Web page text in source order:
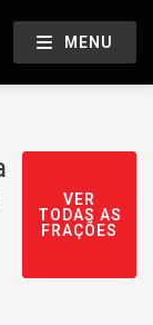
MENU
VER
TODAS AS
FRAÇÕES